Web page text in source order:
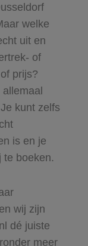
welke
uit en
of
prijs?
kunt zelfs
is en je
te boeken.
wij zijn
dé juiste
meer